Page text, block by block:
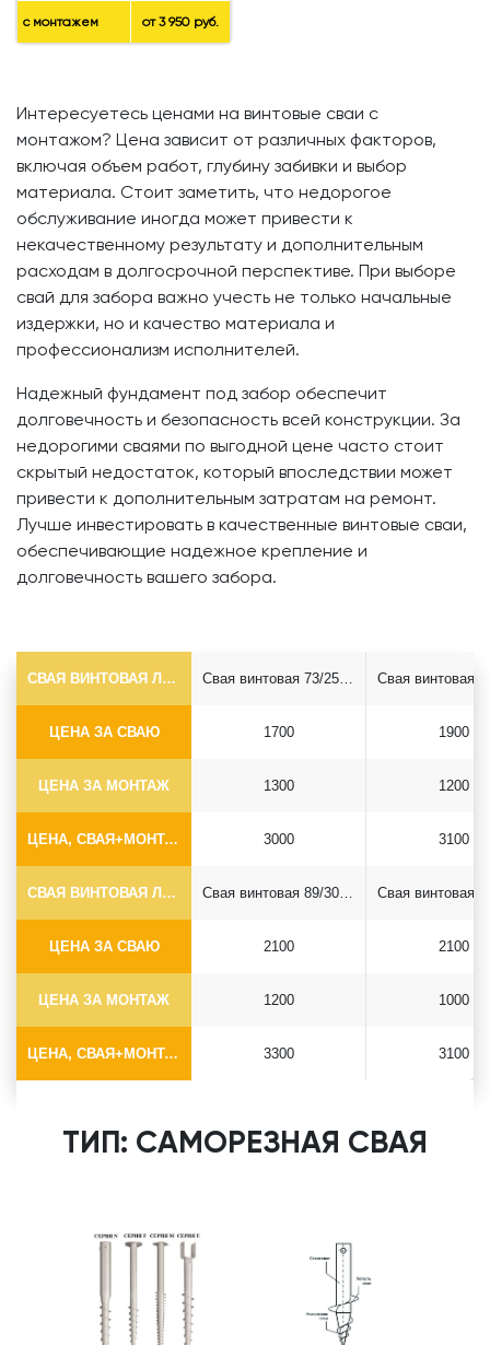
с монтажем от 3 950 руб.
Интересуетесь ценами на винтовые сваи с
монтажом? Цена зависит от различных факторов,
включая объем работ, глубину забивки и выбор
материала. Стоит заметить, что недорогое
обслуживание иногда может привести к
некачественному результату и дополнительным
расходам в долгосрочной перспективе. При выборе
свай для забора важно учесть не только начальные
издержки, но и качество материала и
профессионализм исполнителей.
Надежный фундамент под забор обеспечит
долговечность и безопасность всей конструкции. За
недорогими сваями по выгодной цене часто стоит
скрытый недостаток, который впоследствии может
привести к дополнительным затратам на ремонт.
Лучше инвестировать в качественные винтовые сваи,
обеспечивающие надежное крепление и
долговечность вашего забора.
СВАЯ ВИНТОВАЯ ЛОПАСТНАЯ Ф73*5.5
ЦЕНА ЗА СВАЮ
ЦЕНА ЗА МОНТАЖ
ЦЕНА, СВАЯ+МОНТАЖ (БЕЗ ОГОЛОВКА)
Свая винтовая 73/250*2500
1700
1300
3000
1900
1200
3100
СВАЯ ВИНТОВАЯ ЛОПАСТНАЯ Ф89*6.5
ЦЕНА ЗА СВАЮ
ЦЕНА ЗА МОНТАЖ
ЦЕНА, СВАЯ+МОНТАЖ (БЕЗ ОГОЛОВКА)
Свая винтовая 89/300*2500
2100
1200
3300
2100
1000
3100
ТИП: САМОРЕЗНАЯ СВАЯ